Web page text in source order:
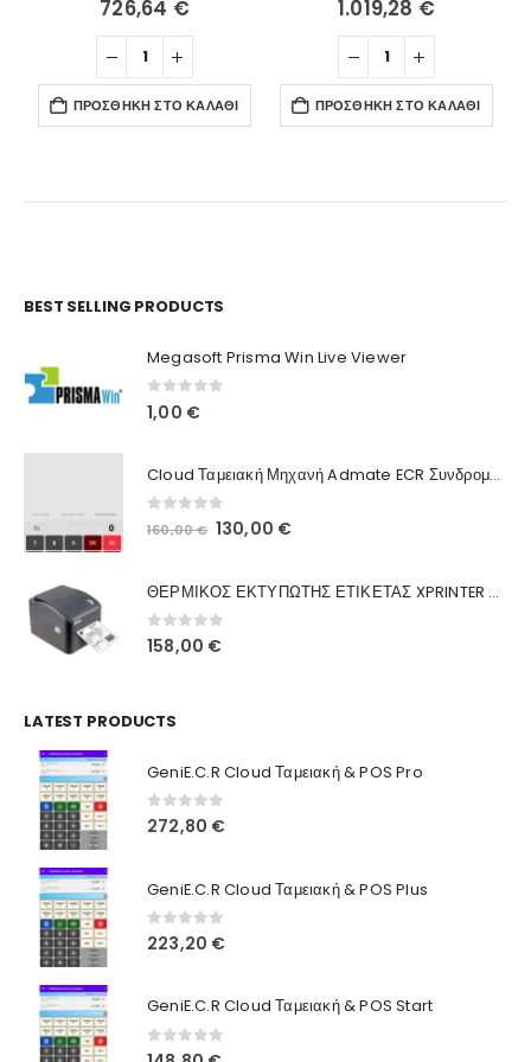
726,64 €
ΠΡΟΣΘΉΚΗ ΣΤΟ ΚΑΛΆΘΙ
1.019,28 €
ΠΡΟΣΘΉΚΗ ΣΤΟ ΚΑΛΆΘΙ
BEST SELLING PRODUCTS
Megasoft Prisma Win Live Viewer
0 out of 5
1,00 €
Cloud Ταμειακή Μηχανή Admate ECR Συνδρομή 12 μηνών
out of 5
160,00€ Original
160,00 €.
130,00 €Η
είναι:
ΘΕΡΜΙΚΟΣ ΕΚΤΥΠΩΤΗΣ ΕΤΙΚΕΤΑΣ XPRINTER XP-420B
0out of 5
158,00 €
LATEST PRODUCTS
GeniE.C.R Cloud Ταμειακή & POS Pro
0out of 5
272,80 €
GeniE.C.R Cloud Ταμειακή & POS Plus
0out of 5
223,20 €
GeniE.C.R Cloud Ταμειακή & POS Start
0out of 5
Ο Λογαριασμός μου
Στοιχεία λογαριασμού
Παραγγελίες
Πληροφορίες Καταστήματος
Ποιοι Είμαστε
Γιατί Εμάς
Blog
Όροι Χρήσης
Τρόποι Αγοράς
Τρόποι Πληρωμής
Τρόποι Αποστολής
Ασφάλεια Πληρωμών